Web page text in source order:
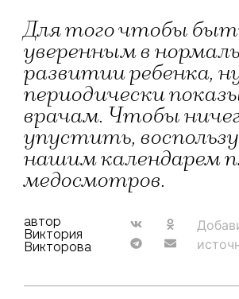
Для того чтобы
уверенным в
развитии ребенка,
периодически
врачам. Чтобы
упустить,
нашим календарем
медосмотров.
автор
Виктория
Викторова